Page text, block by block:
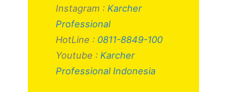
Instagram : Karcher
Professional
HotLine : 0811-8849-100
Youtube : Karcher
Professional Indonesia